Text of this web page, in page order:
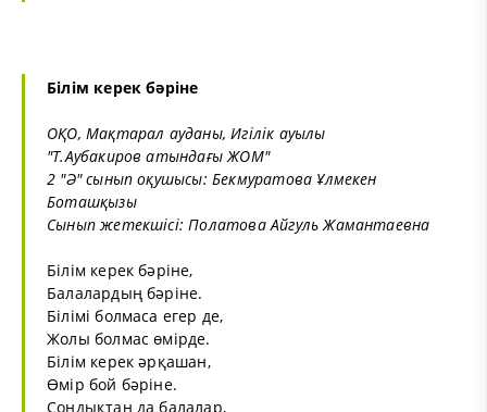
Білім керек бәріне
ОҚО, Мақтарал ауданы, Игілік ауылы
"Т.Аубакиров атындағы ЖОМ"
2 "Ә" сынып оқушысы: Бекмуратова Ұлмекен
Боташқызы
Сынып жетекшісі: Полатова Айгуль Жамантаевна
Білім керек бәріне,
Балалардың бәріне.
Білімі болмаса егер де,
Жолы болмас өмірде.
Білім керек әрқашан,
Өмір бой бәріне.
Сондықтан да балалар,